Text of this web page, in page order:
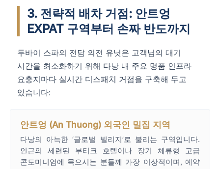
3. 전략적 배차 거점: 안트엉
EXPAT 구역부터 손짜 반도까지
두바이 스파의 전담 의전 유닛은 고객님의 대기
시간을 최소화하기 위해 다낭 내 주요 명품 인프라
요충지마다 실시간 디스패치 거점을 구축해 두고
있습니다:
안트엉 (An Thuong) 외국인 밀집 지역
다낭의 아늑한 ‘글로벌 빌리지’로 불리는 구역입니다.
인근의 세련된 부티크 호텔이나 장기 체류형 고급
콘도미니엄에 묵으시는 분들께 가장 이상적이며, 예약